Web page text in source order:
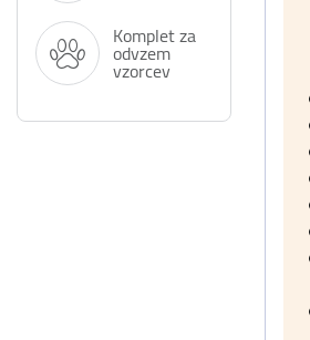
Komplet za
odvzem
vzorcev